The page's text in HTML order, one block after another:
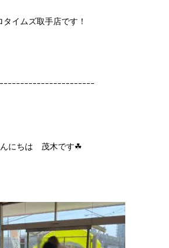
タイムズ取手店です！
ｰｰｰｰｰｰｰｰｰｰｰｰｰｰｰｰｰｰｰｰｰｰ
んにちは 茂木です☘